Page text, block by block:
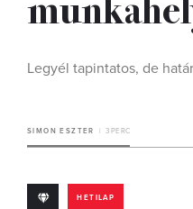
Legyél tapintatos, de
SIMON ESZTER 3 PERC
HETILAP